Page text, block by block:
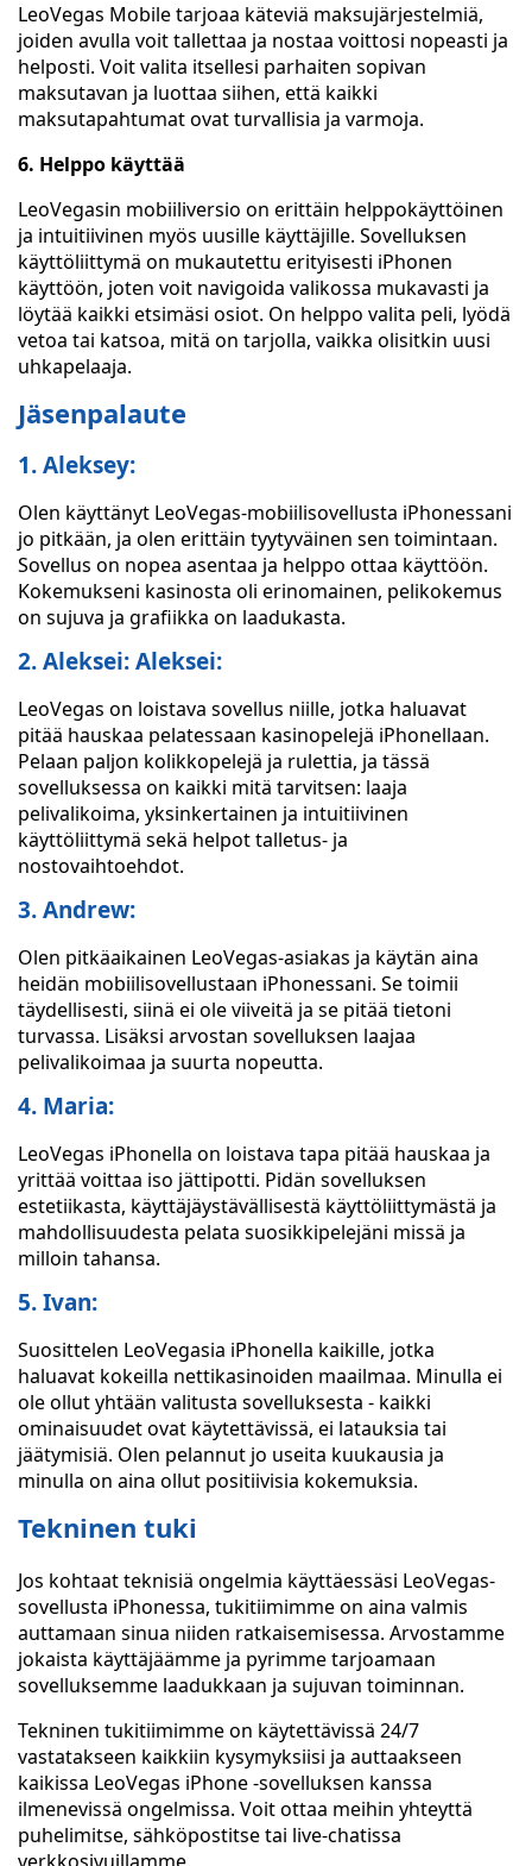
LeoVegas Mobile tarjoaa käteviä maksujärjestelmiä,
joiden avulla voit tallettaa ja nostaa voittosi nopeasti ja
helposti. Voit valita itsellesi parhaiten sopivan
maksutavan ja luottaa siihen, että kaikki
maksutapahtumat ovat turvallisia ja varmoja.
6. Helppo käyttää
LeoVegasin mobiiliversio on erittäin helppokäyttöinen
ja intuitiivinen myös uusille käyttäjille. Sovelluksen
käyttöliittymä on mukautettu erityisesti iPhonen
käyttöön, joten voit navigoida valikossa mukavasti ja
löytää kaikki etsimäsi osiot. On helppo valita peli, lyödä
vetoa tai katsoa, mitä on tarjolla, vaikka olisitkin uusi
uhkapelaaja.
Jäsenpalaute
1. Aleksey:
Olen käyttänyt LeoVegas-mobiilisovellusta iPhonessani
jo pitkään, ja olen erittäin tyytyväinen sen toimintaan.
Sovellus on nopea asentaa ja helppo ottaa käyttöön.
Kokemukseni kasinosta oli erinomainen, pelikokemus
on sujuva ja grafiikka on laadukasta.
2. Aleksei: Aleksei:
LeoVegas on loistava sovellus niille, jotka haluavat
pitää hauskaa pelatessaan kasinopelejä iPhonellaan.
Pelaan paljon kolikkopelejä ja rulettia, ja tässä
sovelluksessa on kaikki mitä tarvitsen: laaja
pelivalikoima, yksinkertainen ja intuitiivinen
käyttöliittymä sekä helpot talletus- ja
nostovaihtoehdot.
3. Andrew:
Olen pitkäaikainen LeoVegas-asiakas ja käytän aina
heidän mobiilisovellustaan iPhonessani. Se toimii
täydellisesti, siinä ei ole viiveitä ja se pitää tietoni
turvassa. Lisäksi arvostan sovelluksen laajaa
pelivalikoimaa ja suurta nopeutta.
4. Maria:
LeoVegas iPhonella on loistava tapa pitää hauskaa ja
yrittää voittaa iso jättipotti. Pidän sovelluksen
estetiikasta, käyttäjäystävällisestä käyttöliittymästä ja
mahdollisuudesta pelata suosikkipelejäni missä ja
milloin tahansa.
5. Ivan:
Suosittelen LeoVegasia iPhonella kaikille, jotka
haluavat kokeilla nettikasinoiden maailmaa. Minulla ei
ole ollut yhtään valitusta sovelluksesta - kaikki
ominaisuudet ovat käytettävissä, ei latauksia tai
jäätymisiä. Olen pelannut jo useita kuukausia ja
minulla on aina ollut positiivisia kokemuksia.
Tekninen tuki
Jos kohtaat teknisiä ongelmia käyttäessäsi LeoVegas-
sovellusta iPhonessa, tukitiimimme on aina valmis
auttamaan sinua niiden ratkaisemisessa. Arvostamme
jokaista käyttäjäämme ja pyrimme tarjoamaan
sovelluksemme laadukkaan ja sujuvan toiminnan.
Tekninen tukitiimimme on käytettävissä 24/7
vastatakseen kaikkiin kysymyksiisi ja auttaakseen
kaikissa LeoVegas iPhone -sovelluksen kanssa
ilmenevissä ongelmissa. Voit ottaa meihin yhteyttä
puhelimitse, sähköpostitse tai live-chatissa